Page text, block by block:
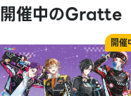
開催中のGratte